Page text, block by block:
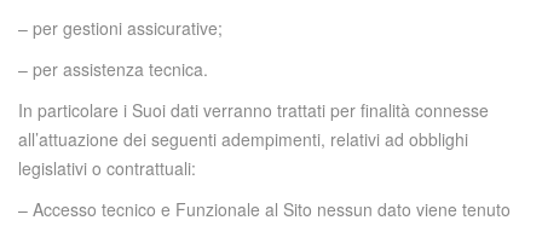
– per gestioni assicurative;
– per assistenza tecnica.
In particolare i Suoi dati verranno trattati per finalità connesse
all’attuazione dei seguenti adempimenti, relativi ad obblighi
legislativi o contrattuali:
– Accesso tecnico e Funzionale al Sito nessun dato viene tenuto